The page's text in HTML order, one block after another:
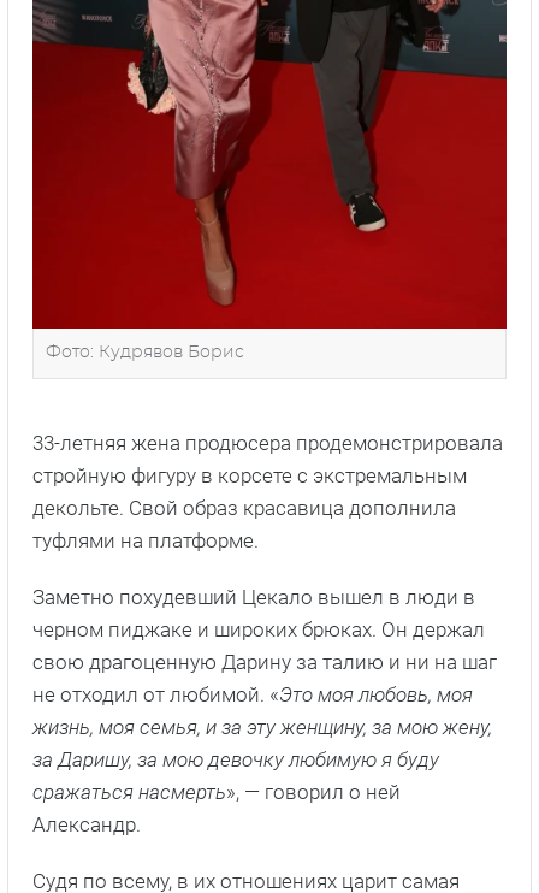
Фото: Кудрявов Борис
33-летняя жена продюсера продемонстрировала
стройную фигуру в корсете с экстремальным
декольте. Свой образ красавица дополнила
туфлями на платформе.
Заметно похудевший Цекало вышел в люди в
черном пиджаке и широких брюках. Он держал
свою драгоценную Дарину за талию и ни на шаг
не отходил от любимой. «Это моя любовь, моя
жизнь, моя семья, и за эту женщину, за мою жену,
за Даришу, за мою девочку любимую я буду
сражаться насмерть», — говорил о ней
Александр.
Судя по всему, в их отношениях царит самая